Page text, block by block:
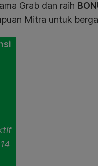
Grab dan raih
Mitra untuk